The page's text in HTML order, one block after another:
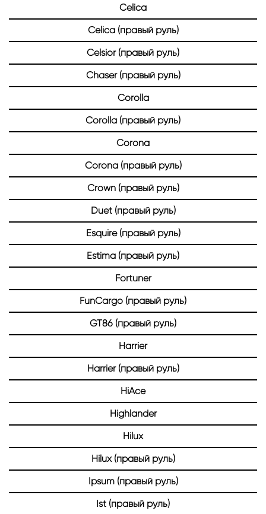
Celica
Celica (правый руль)
Celsior (правый руль)
Chaser (правый руль)
Corolla
Corolla (правый руль)
Corona
Corona (правый руль)
Crown (правый руль)
Duet (правый руль)
Esquire (правый руль)
Estima (правый руль)
Fortuner
FunCargo (правый руль)
GT86 (правый руль)
Harrier
Harrier (правый руль)
HiAce
Highlander
Hilux
Hilux (правый руль)
Ipsum (правый руль)
Ist (правый руль)